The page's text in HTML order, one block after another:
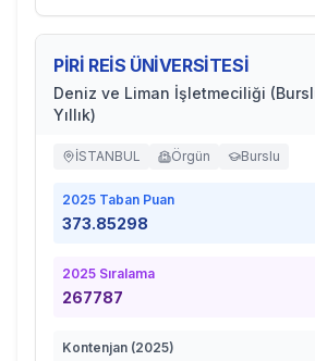
PİRİ REİS ÜNİVERSİTESİ
Deniz ve Liman İşletmeciliği
Yıllık)
İSTANBUL Örgün Burslu
2025 Taban Puan
373.85298
2025 Sıralama
267787
Kontenjan (2025)